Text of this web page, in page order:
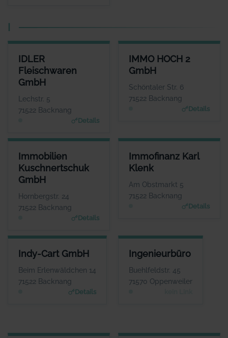
IDLER
Fleischwaren
GmbH
Lechstr. 5
71522 Backnang
Details
IDLER FLEISCHWAREN GMBH
ANSPRECHPARTNER
Herr Eberhart Idler
IMMO HOCH 2
GmbH
Schöntaler Str. 6
71522 Backnang
Details
IMMO HOCH 2 GMBH
ANSPRECHPARTNER
Goncalves
www.immo-hoch-2.de
Immobilien
Kuschnertschuk
GmbH
Hornbergstr. 24
71522 Backnang
Details
IMMOBILIEN KUSCHNERTSCHUK GMBH
ANSPRECHPARTNER
Herr Nikolai Kuschnertschuk
WEBSITE
www.kuschnertschuk.de
Immofinanz Karl
Klenk
Am Obstmarkt 5
71522 Backnang
Details
IMMOFINANZ KARL KLENK
ANSPRECHPARTNER
www.klenk-immofinanz.d
Indy-Cart GmbH
Beim Erlenwäldchen 14
71522 Backnang
Details
INDY-CART GMBH
ANSPRECHPARTNER
Herr Michele
Ciuffreda
WEBSITE
www.indy-cart.de
Ingenieurbüro
Buehlfeldstr. 45
71570 Oppenweiler
INGENIEURBÜRO
ANSPRECHPARTNER
Herr Gerhard Kipf
WEBSITE
Keine Website hinterlegt